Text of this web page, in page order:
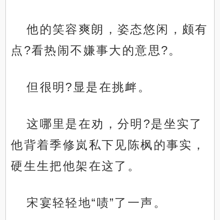
他的笑容爽朗，姿态悠闲，颇有
点?看热闹不嫌事大的意思?。
但很明?显是在挑衅。
这哪里是在劝，分明?是坐实了
他背着季修岚私下见陈枫的事实，
硬生生把他架在这了。
宋宴轻轻地“啧”了一声。